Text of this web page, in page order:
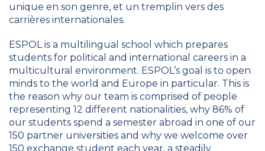
unique en son genre, et un tremplin vers des
carrières internationales.
ESPOL is a multilingual school which prepares
students for political and international careers in a
multicultural environment. ESPOL’s goal is to open
minds to the world and Europe in particular. This is
the reason why our team is comprised of people
representing 12 different nationalities, why 86% of
our students spend a semester abroad in one of our
150 partner universities and why we welcome over
150 exchange student each year, a steadily